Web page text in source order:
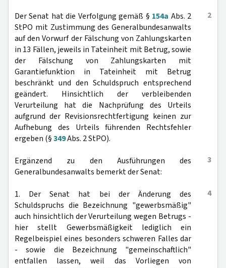
2
Der Senat hat die Verfolgung gemäß § 154a Abs. 2
StPO mit Zustimmung des Generalbundesanwalts
auf den Vorwurf der Fälschung von Zahlungskarten
in 13 Fällen, jeweils in Tateinheit mit Betrug, sowie
der Fälschung von Zahlungskarten mit
Garantiefunktion in Tateinheit mit Betrug
beschränkt und den Schuldspruch entsprechend
geändert. Hinsichtlich der verbleibenden
Verurteilung hat die Nachprüfung des Urteils
aufgrund der Revisionsrechtfertigung keinen zur
Aufhebung des Urteils führenden Rechtsfehler
ergeben (§349Abs. 2 StPO).
3
Ergänzend zu den Ausführungen des
Generalbundesanwalts bemerkt der Senat:
4
1. Der Senat hat bei der Änderung des
Schuldspruchs die Bezeichnung "gewerbsmäßig"
auch hinsichtlich der Verurteilung wegen Betrugs -
hier stellt Gewerbsmäßigkeit lediglich ein
Regelbeispiel eines besonders schweren Falles dar
- sowie die Bezeichnung "gemeinschaftlich"
entfallen lassen, weil das Vorliegen von